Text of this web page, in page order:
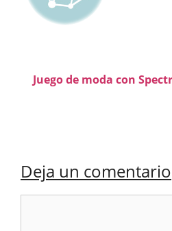
Juego de moda con
Deja un comentario